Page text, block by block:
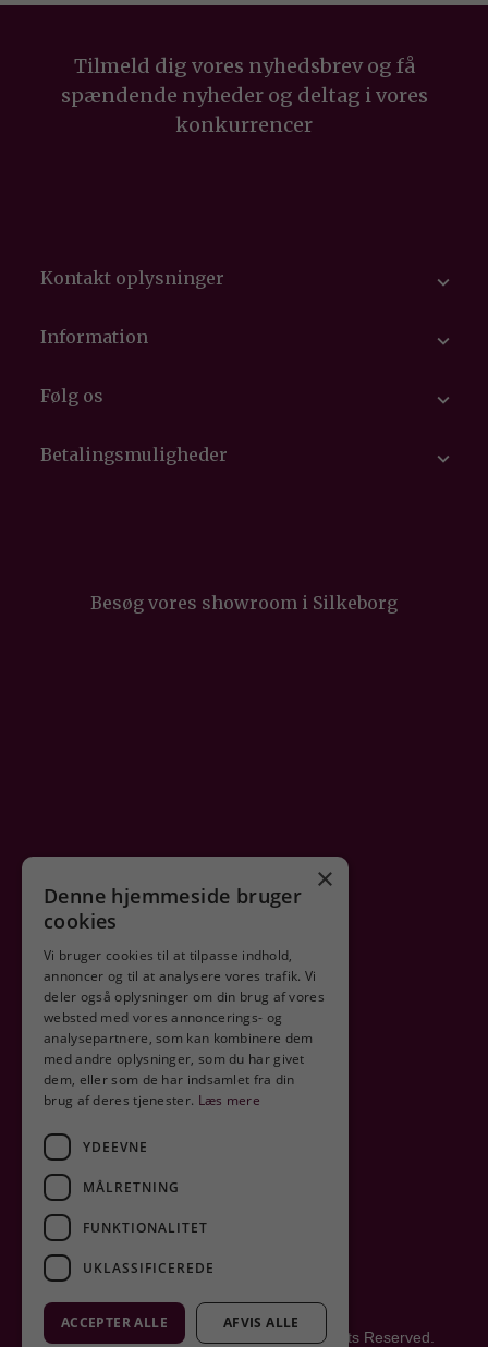
Tilmeld dig vores nyhedsbrev og få
spændende nyheder og deltag i vores
konkurrencer
Kontakt oplysninger 
Information 
Følg os 
Betalingsmuligheder 
Besøg vores showroom i Silkeborg
Sikker shopping
Copyright © 2025 Cavalcade Vine. All Rights Reserved.
×
Denne hjemmeside bruger
cookies
Vi bruger cookies til at tilpasse indhold,
annoncer og til at analysere vores trafik. Vi
deler også oplysninger om din brug af vores
websted med vores annoncerings- og
analysepartnere, som kan kombinere dem
med andre oplysninger, som du har givet
dem, eller som de har indsamlet fra din
brug af deres tjenester. Læs mere
YDEEVNE
MÅLRETNING
FUNKTIONALITET
UKLASSIFICEREDE
ACCEPTER ALLE AFVIS ALLE